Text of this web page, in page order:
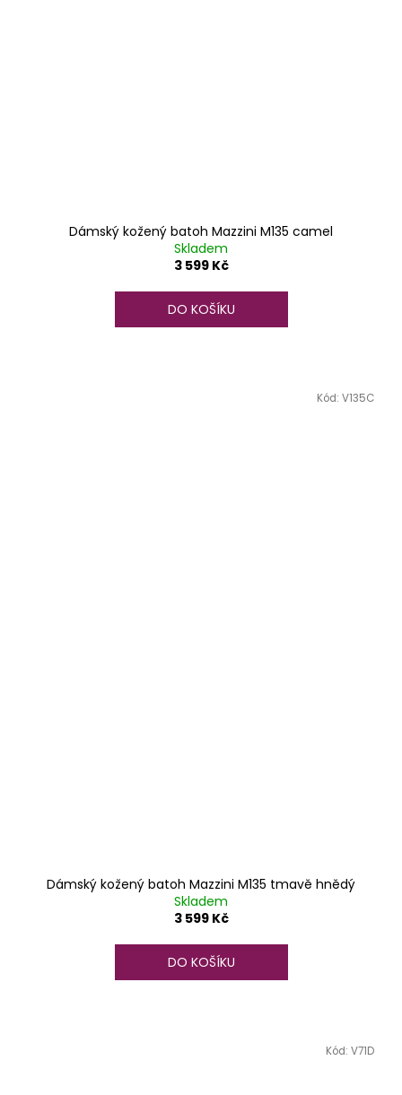
Dámský kožený batoh Mazzini M135 camel
Skladem
3 599 Kč
DO KOŠÍKU
Dámský kožený batoh Mazzini M135 tmavě hnědý
Skladem
3 599 Kč
DO KOŠÍKU
Kód: V135C
Kód: V71D